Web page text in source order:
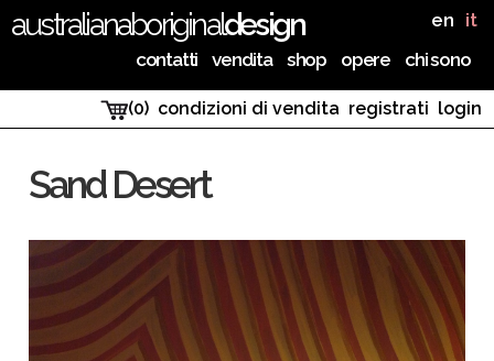
australianaboriginaldesign it
en
chi sono
opere
shop
vendita
contatti
login
registrati
condizioni di vendita
(0)
Sand Desert